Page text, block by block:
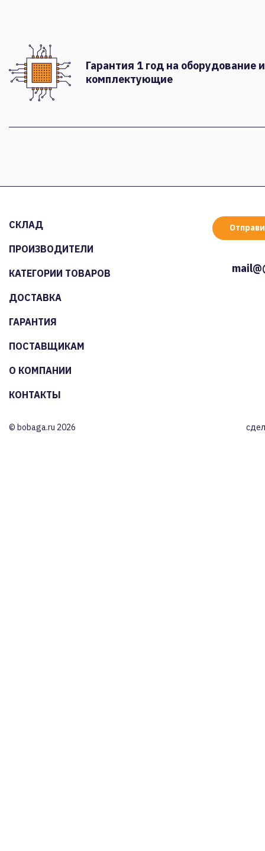
Гарантия 1 год на оборудование и
комплектующие
СКЛАД
ПРОИЗВОДИТЕЛИ
КАТЕГОРИИ ТОВАРОВ
ДОСТАВКА
ГАРАНТИЯ
ПОСТАВЩИКАМ
О КОМПАНИИ
КОНТАКТЫ
© bobaga.ru 2026